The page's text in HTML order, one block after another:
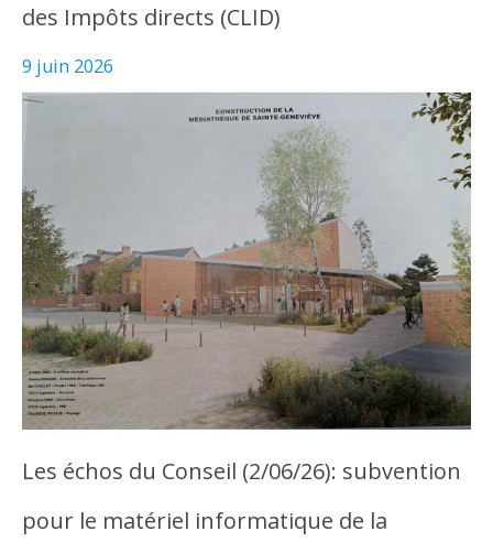
des Impôts directs (CLID)
9 juin 2026
Les échos du Conseil (2/06/26): subvention
pour le matériel informatique de la